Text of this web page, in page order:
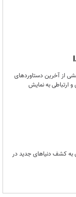
از آخرین دستاوردهای
ارتباطی به نمایش
به کشف دنیاهای جدید در